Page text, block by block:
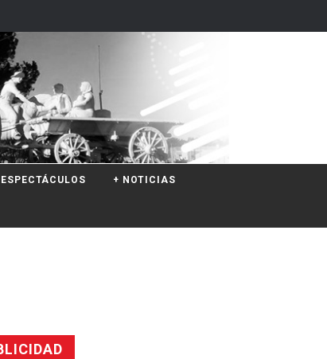
ESPECTÁCULOS + NOTICIAS